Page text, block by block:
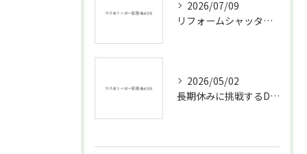
2026/07/09
リフォームシャッターで叶える台風対策の効果的方法
2026/05/02
長期休みに挑戦するDIYリフォームの極意